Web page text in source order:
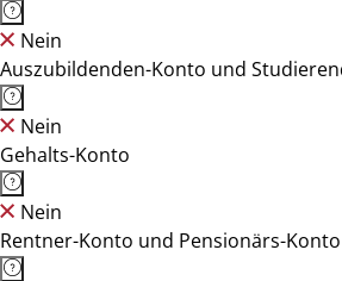
Nein
Auszubildenden-Konto und
Nein
Gehalts-Konto
Nein
Rentner-Konto und Pensionärs-Konto